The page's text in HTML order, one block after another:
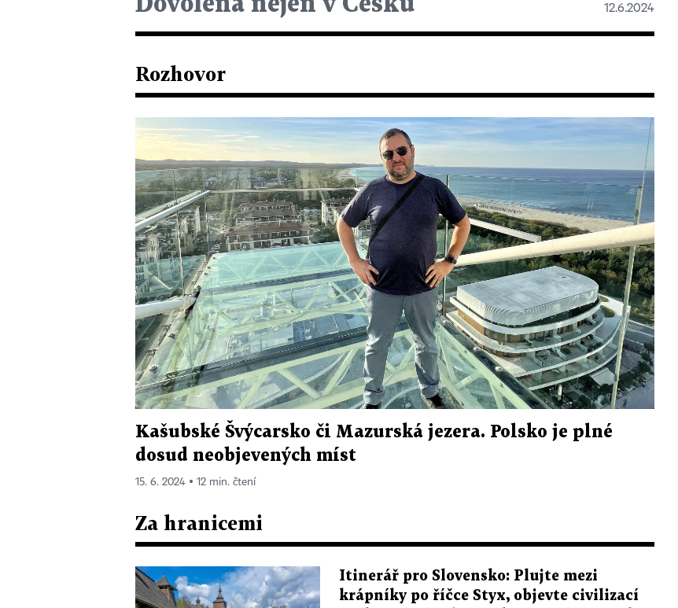
12.6.2024
Rozhovor
Kašubské Švýcarsko či Mazurská jezera. Polsko je plné
dosud neobjevených míst
15. 6. 2024 ▪ 12 min. čtení
Za hranicemi
Itinerář pro Slovensko: Plujte mezi
krápníky po říčce Styx, objevte civilizací